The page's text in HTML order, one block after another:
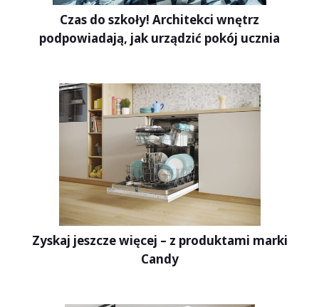
Czas do szkoły! Architekci wnętrz
podpowiadają, jak urządzić pokój ucznia
Zyskaj jeszcze więcej – z produktami marki
Candy